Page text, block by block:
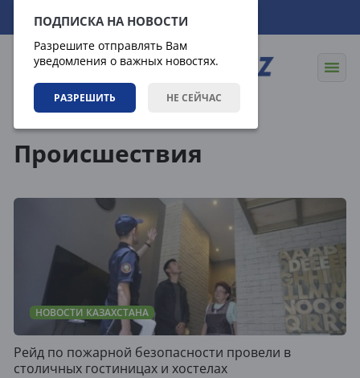
ПОДПИСКА НА НОВОСТИ
Разрешите отправлять Вам
уведомления о важных новостях.
РАЗРЕШИТЬ НЕ СЕЙЧАС
08.08.2026 06:06:44
Происшествия
НОВОСТИ КАЗАХСТАНА
Рейд по пожарной безопасности провели в
столичных гостиницах и хостелах